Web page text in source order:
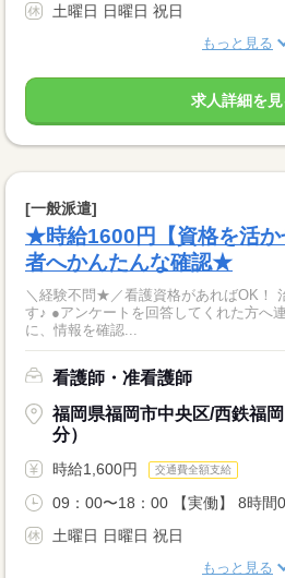
土曜日 日曜日 祝日
もっと見る
求人詳細を見
[一般派遣]
★時給1600円【資格を活か
者へかんたんな確認★
＼経験不問★／看護資格があればOK！
す♪ ●アンケートを回答してくれた方へ連絡 →トークスクリプトを元
に、情報を確認...
看護師・准看護師
福岡県福岡市中央区/西鉄福
分）
時給1,600円 交通費全額支給
09：00〜18：00 【実働】 8時間
土曜日 日曜日 祝日
もっと見る